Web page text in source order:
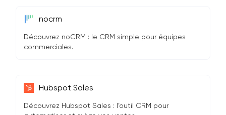
nocrm
Découvrez noCRM : le CRM simple pour équipes
commerciales.
Hubspot Sales
Découvrez Hubspot Sales : l’outil CRM pour